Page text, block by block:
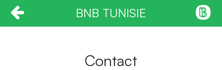
BNB TUNISIE
Contact